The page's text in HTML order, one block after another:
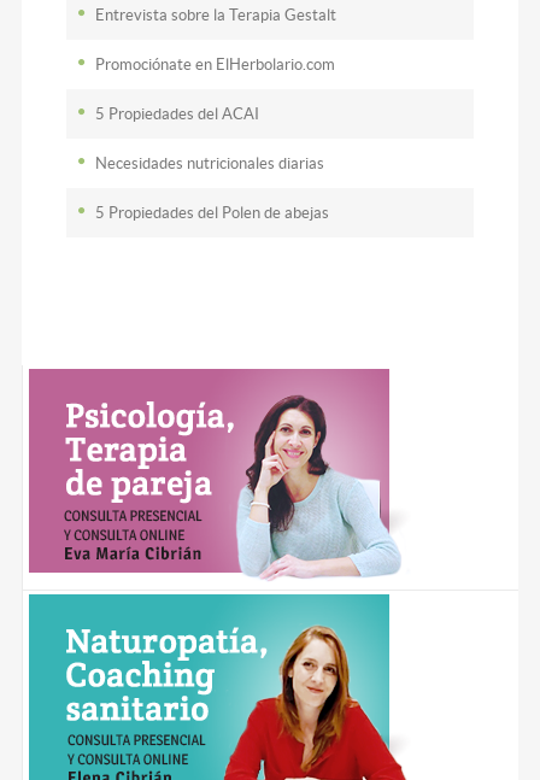
Entrevista sobre la Terapia Gestalt
Promociónate en ElHerbolario.com
5 Propiedades del ACAI
Necesidades nutricionales diarias
5 Propiedades del Polen de abejas